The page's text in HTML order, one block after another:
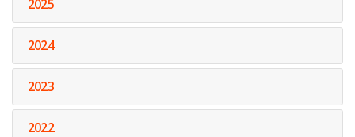
2025
2024
2023
2022